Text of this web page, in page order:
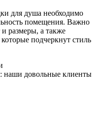
для душа необходимо
помещения. Важно
размеры, а также
подчеркнут стиль
наши довольные клиенты